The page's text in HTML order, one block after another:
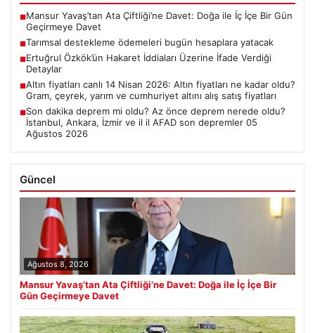
■Mansur Yavaş’tan Ata Çiftliği’ne Davet: Doğa ile İç İçe Bir Gün
Geçirmeye Davet
■Tarımsal destekleme ödemeleri bugün hesaplara yatacak
■Ertuğrul Özkök’ün Hakaret İddiaları Üzerine İfade Verdiği
Detaylar
■Altın fiyatları canlı 14 Nisan 2026: Altın fiyatları ne kadar oldu?
Gram, çeyrek, yarım ve cumhuriyet altını alış satış fiyatları
■Son dakika deprem mi oldu? Az önce deprem nerede oldu?
İstanbul, Ankara, İzmir ve il il AFAD son depremler 05
Ağustos 2026
Güncel
Ağustos 8, 2026
Mansur Yavaş’tan Ata Çiftliği’ne Davet: Doğa ile İç İçe Bir
Gün Geçirmeye Davet